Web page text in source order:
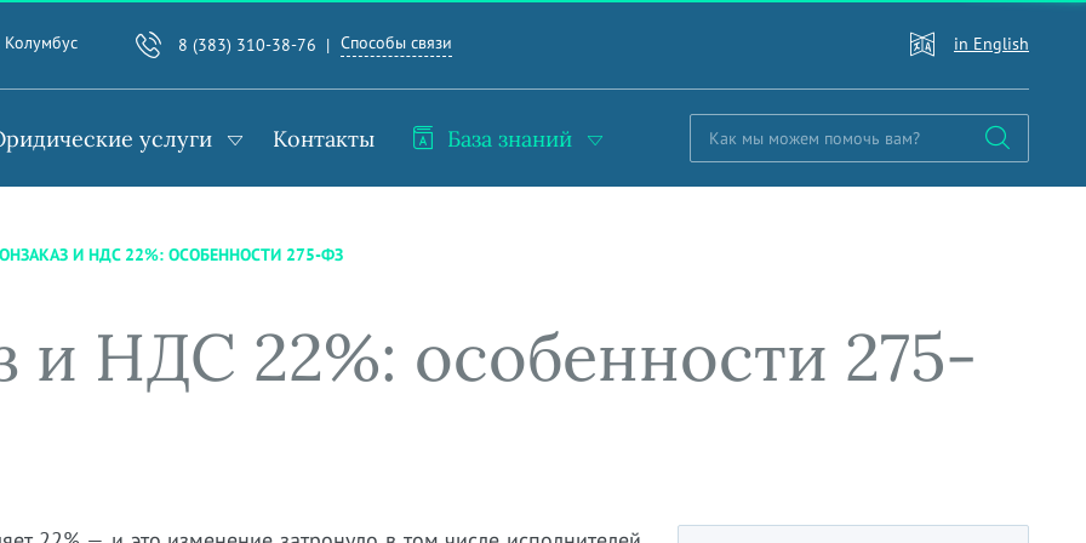
Колумбус 8 (383) 310-38-76 Способы связи in English
услуги Контакты База знаний
И НДС 22%: ОСОБЕННОСТИ 275-ФЗ
и НДС 22%: особенности 275-